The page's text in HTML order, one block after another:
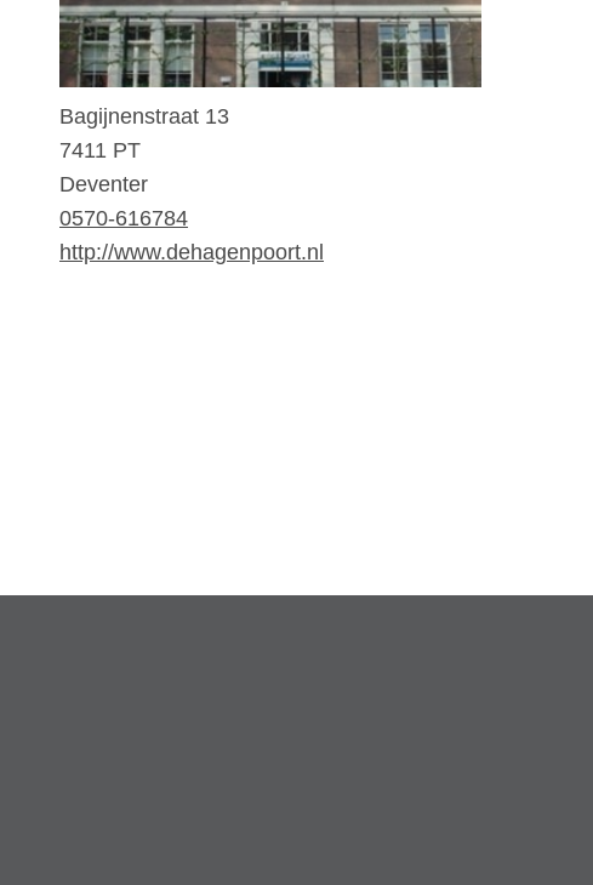
Bagijnenstraat 13
7411 PT
Deventer
0570-616784
http://www.dehagenpoort.nl